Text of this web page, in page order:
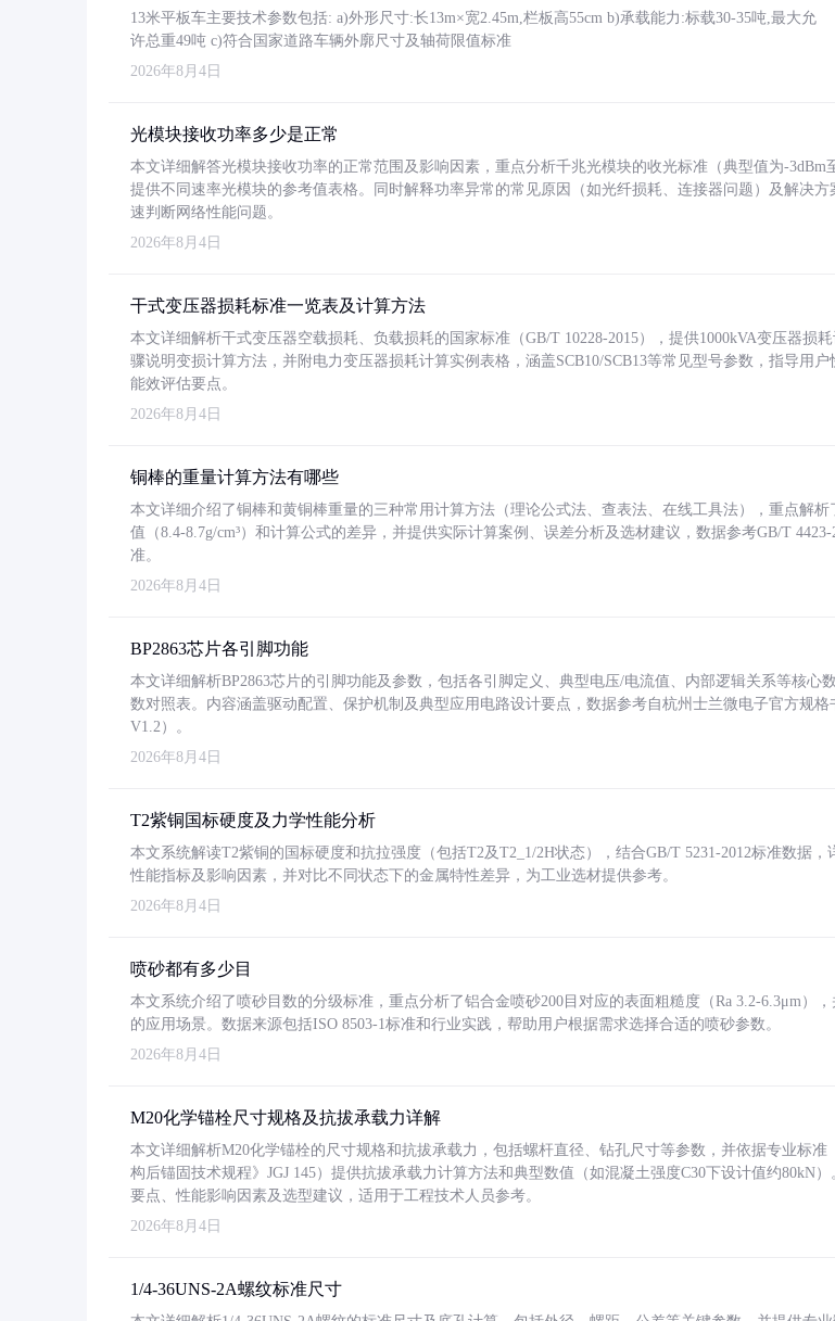
13米平板车主要技术参数包括: a)外形尺寸:长13m×宽2.45m,栏板高55cm b)承载能力:标载30-35吨,最大允
许总重49吨 c)符合国家道路车辆外廓尺寸及轴荷限值标准
2026年8月4日
光模块接收功率多少是正常
本文详细解答光模块接收功率的正常范围及影响因素，重点分析千兆光模块的收光标准（典型值为-3dBm
提供不同速率光模块的参考值表格。同时解释功率异常的常见原因（如光纤损耗、连接器问题）及解决方
速判断网络性能问题。
2026年8月4日
干式变压器损耗标准一览表及计算方法
本文详细解析干式变压器空载损耗、负载损耗的国家标准（GB/T 10228-2015），提供1000kVA变压器损
骤说明变损计算方法，并附电力变压器损耗计算实例表格，涵盖SCB10/SCB13等常见型号参数，指导用户
能效评估要点。
2026年8月4日
铜棒的重量计算方法有哪些
本文详细介绍了铜棒和黄铜棒重量的三种常用计算方法（理论公式法、查表法、在线工具法），重点解析
值（8.4-8.7g/cm³）和计算公式的差异，并提供实际计算案例、误差分析及选材建议，数据参考GB/T 4423-
准。
2026年8月4日
BP2863芯片各引脚功能
本文详细解析BP2863芯片的引脚功能及参数，包括各引脚定义、典型电压/电流值、内部逻辑关系等核心
数对照表。内容涵盖驱动配置、保护机制及典型应用电路设计要点，数据参考自杭州士兰微电子官方规格
V1.2）。
2026年8月4日
T2紫铜国标硬度及力学性能分析
本文系统解读T2紫铜的国标硬度和抗拉强度（包括T2及T2_1/2H状态），结合GB/T 5231-2012标准数据，
性能指标及影响因素，并对比不同状态下的金属特性差异，为工业选材提供参考。
2026年8月4日
喷砂都有多少目
本文系统介绍了喷砂目数的分级标准，重点分析了铝合金喷砂200目对应的表面粗糙度（Ra 3.2-6.3μm）
的应用场景。数据来源包括ISO 8503-1标准和行业实践，帮助用户根据需求选择合适的喷砂参数。
2026年8月4日
M20化学锚栓尺寸规格及抗拔承载力详解
本文详细解析M20化学锚栓的尺寸规格和抗拔承载力，包括螺杆直径、钻孔尺寸等参数，并依据专业标准
构后锚固技术规程》JGJ 145）提供抗拔承载力计算方法和典型数值（如混凝土强度C30下设计值约80kN
要点、性能影响因素及选型建议，适用于工程技术人员参考。
2026年8月4日
1/4-36UNS-2A螺纹标准尺寸